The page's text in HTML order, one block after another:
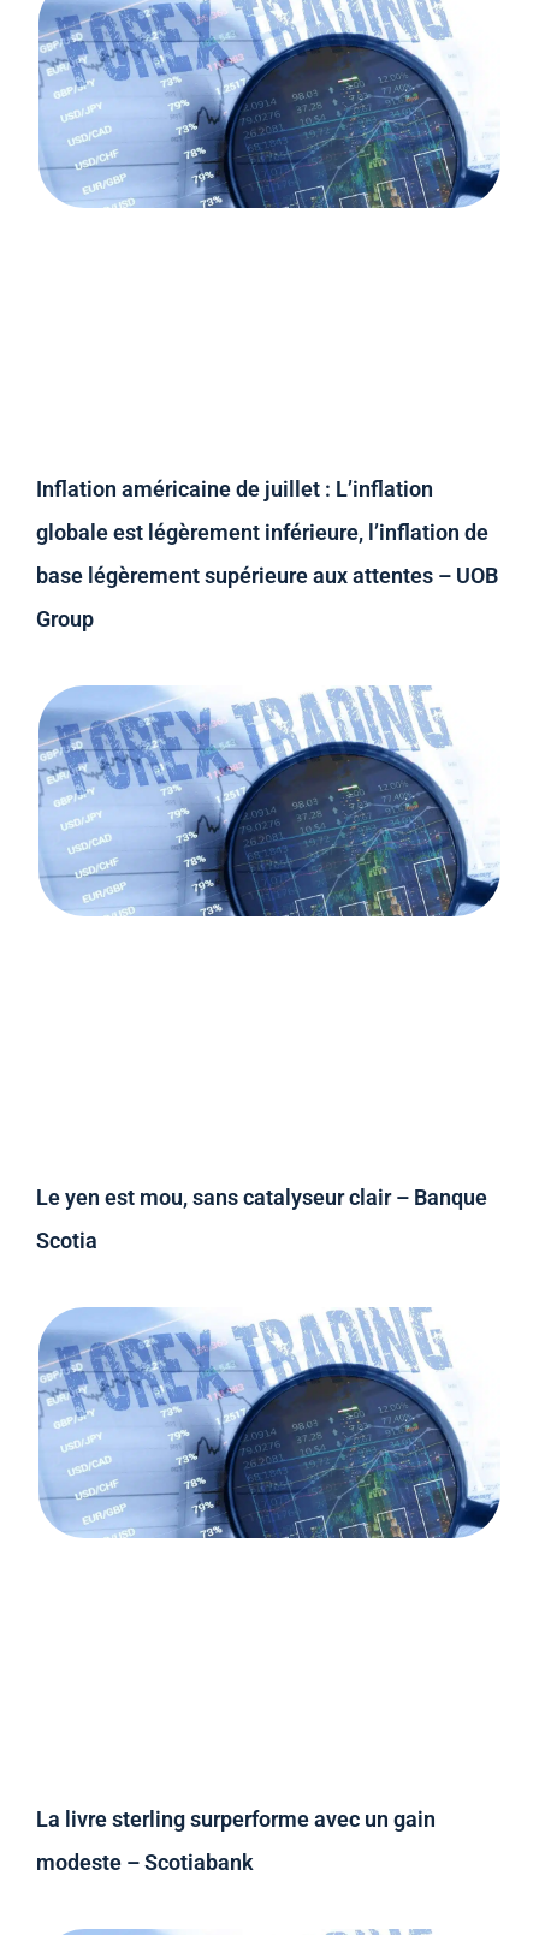
Inflation américaine de juillet : L’inflation
globale est légèrement inférieure, l’inflation de
base légèrement supérieure aux attentes – UOB
Group
Le yen est mou, sans catalyseur clair – Banque
Scotia
La livre sterling surperforme avec un gain
modeste – Scotiabank